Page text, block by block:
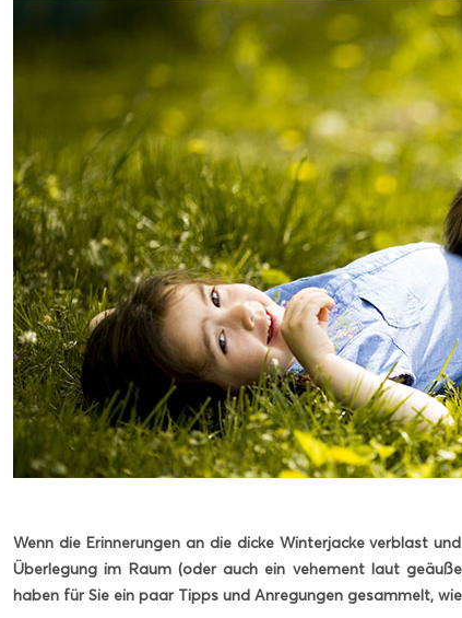
Wenn die Erinnerungen an die dicke Winterjacke verblast
Überlegung im Raum (oder auch ein vehement laut
haben für Sie ein paar Tipps und Anregungen gesammelt,